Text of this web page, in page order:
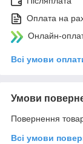
Оплата на
Онлайн-
Всі умови
Умови
Повернення
Всі умови